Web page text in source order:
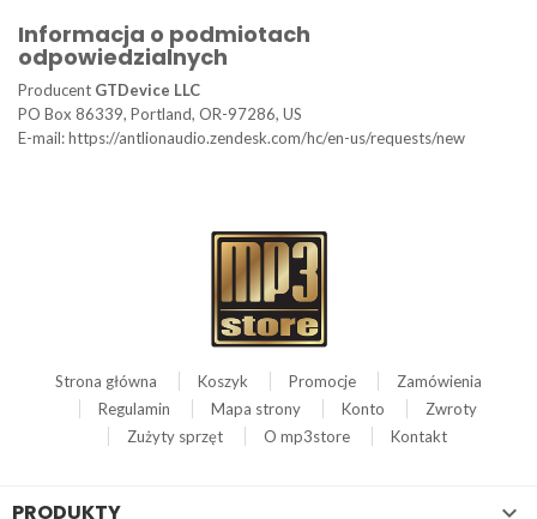
Informacja o podmiotach
odpowiedzialnych
Producent GTDevice LLC
PO Box 86339, Portland, OR-97286, US
E-mail: https://antlionaudio.zendesk.com/hc/en-us/requests/new
Strona główna Koszyk Promocje
Zamówienia
Regulamin
Mapa strony Konto
Zwroty
Zużyty sprzęt
O mp3store Kontakt
PRODUKTY 